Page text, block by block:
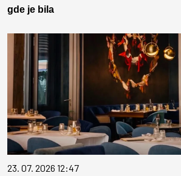
gde je bila
23. 07. 2026 12:47